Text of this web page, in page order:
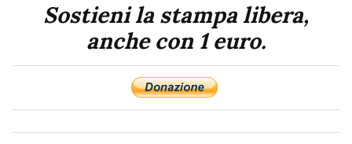
Sostieni la stampa libera,
anche con 1 euro.